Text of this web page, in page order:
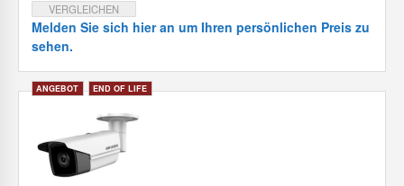
VERGLEICHEN
Melden Sie sich hier an um Ihren persönlichen Preis zu
sehen.